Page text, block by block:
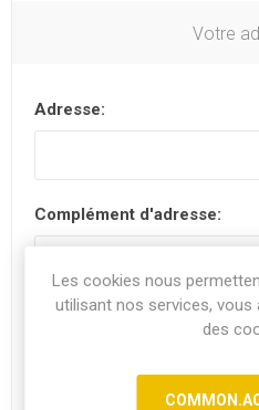
Votre
Adresse:
Complément d'adresse:
Les cookies nous
utilisant nos services,
des